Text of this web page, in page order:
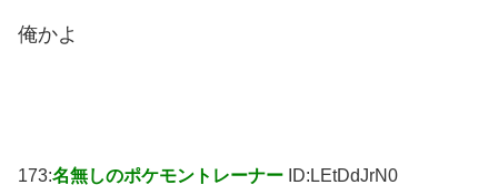
俺かよ
173:名無しのポケモントレーナー ID:LEtDdJrN0